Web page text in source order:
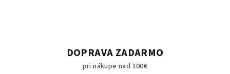
DOPRAVA ZADARMO
pri nákupe nad 100€